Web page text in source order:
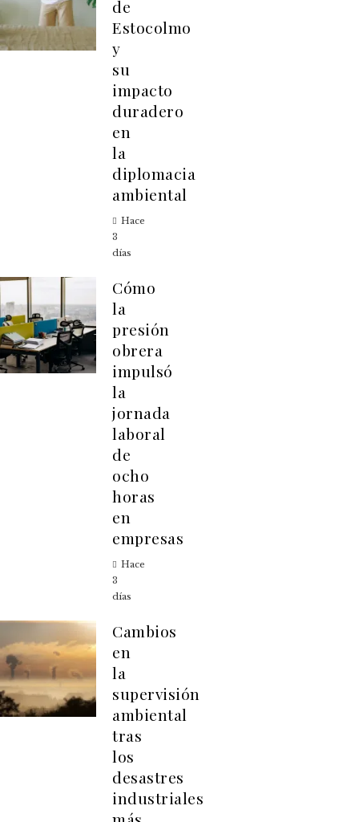
de
Estocolmo
y
su
impacto
duradero
en
la
diplomacia
ambiental
Hace
3
días
Cómo
la
presión
obrera
impulsó
la
jornada
laboral
de
ocho
horas
en
empresas
Hace
3
días
Cambios
en
la
supervisión
ambiental
tras
los
desastres
industriales